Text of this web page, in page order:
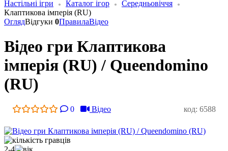
Настільні ігри Каталог ігор
Середньовіччя
Клаптикова імперія (RU)
ОглядВідгуки 0ПравилаВідео
Відео гри Клаптикова
імперія (RU) / Queendomino
(RU)
0 Відео код: 6588